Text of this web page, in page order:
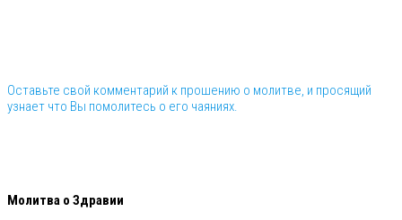
Оставьте свой комментарий к прошению о молитве, и просящий
узнает что Вы помолитесь о его чаяниях.
Молитва о Здравии